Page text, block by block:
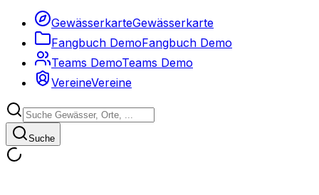
GewässerkarteGewässerkarte
Fangbuch DemoFangbuch Demo
Teams DemoTeams Demo
VereineVereine
Suche